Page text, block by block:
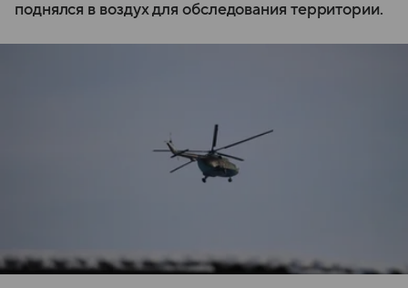
поднялся в воздух для обследования территории.